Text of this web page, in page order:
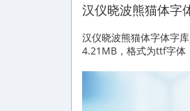
汉仪晓波熊猫体字
汉仪晓波熊猫体字体字
4.21MB，格式为ttf字体